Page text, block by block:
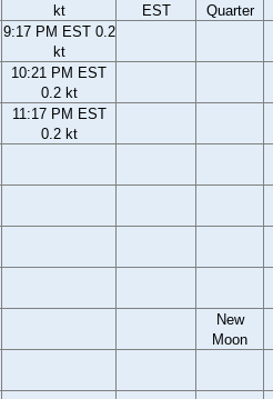
kt
EST
Quarter
9:17 PM EST 0.2
kt
10:21 PM EST
0.2 kt
11:17 PM EST
0.2 kt
New
Moon